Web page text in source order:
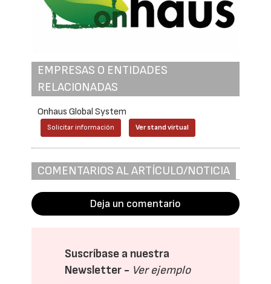
EMPRESAS O ENTIDADES
RELACIONADAS
Onhaus Global System
Solicitar información Ver stand virtual
COMENTARIOS AL ARTÍCULO/NOTICIA
Deja un comentario
Suscríbase a nuestra
Newsletter - Ver ejemplo